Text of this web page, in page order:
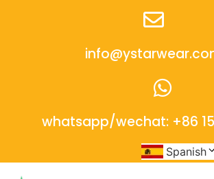
whatsapp/wechat: +86
Spanish